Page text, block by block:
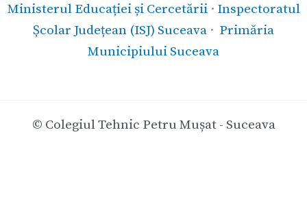
Ministerul Educației și Cercetării· Inspectoratul
Școlar Județean (ISJ) Suceava · Primăria
Municipiului Suceava
© Colegiul Tehnic Petru Mușat - Suceava